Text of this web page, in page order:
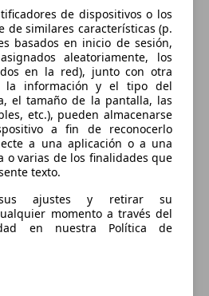
B
– 15:30 Hora
– 19:00
Hora
de dispositivos o los
de similares características (p.
basados en inicio de sesión,
aleatoriamente, los
en la red), junto con otra
la información y el tipo del
el tamaño de la pantalla, las
etc.), pueden almacenarse
a fin de reconocerlo
a una aplicación o a una
o varias de los finalidades que
texto.
sus ajustes y retirar su
momento a través del
en nuestra Política de